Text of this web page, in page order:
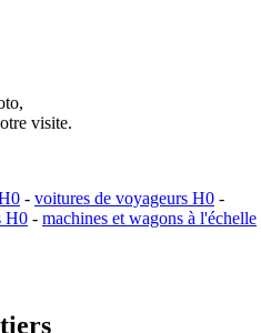
visite.
- voitures de voyageurs H0 -
H0 - machines et wagons à l'échelle